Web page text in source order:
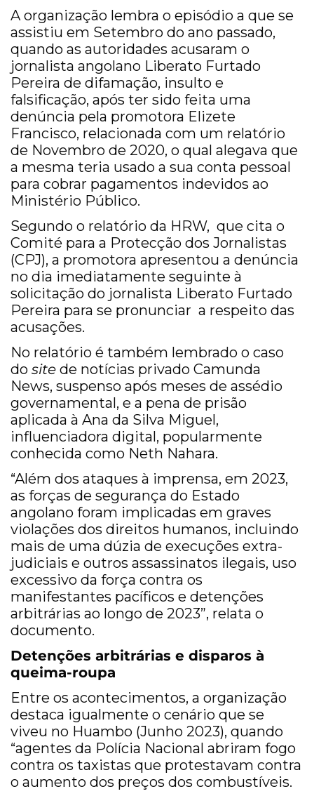
A organização lembra o episódio a que se
assistiu em Setembro do ano passado,
quando as autoridades acusaram o
jornalista angolano Liberato Furtado
Pereira de difamação, insulto e
falsificação, após ter sido feita uma
denúncia pela promotora Elizete
Francisco, relacionada com um relatório
de Novembro de 2020, o qual alegava que
a mesma teria usado a sua conta pessoal
para cobrar pagamentos indevidos ao
Ministério Público.
Segundo o relatório da HRW, que cita o
Comité para a Protecção dos Jornalistas
(CPJ), a promotora apresentou a denúncia
no dia imediatamente seguinte à
solicitação do jornalista Liberato Furtado
Pereira para se pronunciar a respeito das
acusações.
No relatório é também lembrado o caso
do site de notícias privado Camunda
News, suspenso após meses de assédio
governamental, e a pena de prisão
aplicada à Ana da Silva Miguel,
influenciadora digital, popularmente
conhecida como Neth Nahara.
“Além dos ataques à imprensa, em 2023,
as forças de segurança do Estado
angolano foram implicadas em graves
violações dos direitos humanos, incluindo
mais de uma dúzia de execuções extra-
judiciais e outros assassinatos ilegais, uso
excessivo da força contra os
manifestantes pacíficos e detenções
arbitrárias ao longo de 2023”, relata o
documento.
Detenções arbitrárias e disparos à
queima-roupa
Entre os acontecimentos, a organização
destaca igualmente o cenário que se
viveu no Huambo (Junho 2023), quando
“agentes da Polícia Nacional abriram fogo
contra os taxistas que protestavam contra
o aumento dos preços dos combustíveis.